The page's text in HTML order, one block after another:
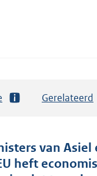
Gerelateerd
van
heft